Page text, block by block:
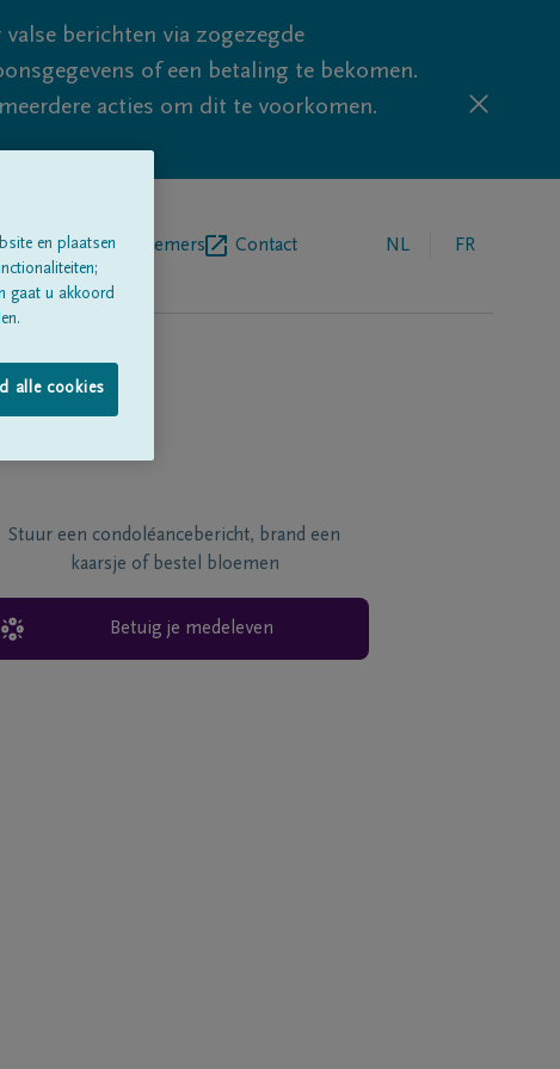
berichten via zogezegde
of een betaling te bekomen.
acties om dit te voorkomen.
Begrafenisondernemers Contact NL FR
Stuur een condoléancebericht, brand een
kaarsje of bestel bloemen
Betuig je medeleven
en plaatsen
gaat u akkoord
alle cookies